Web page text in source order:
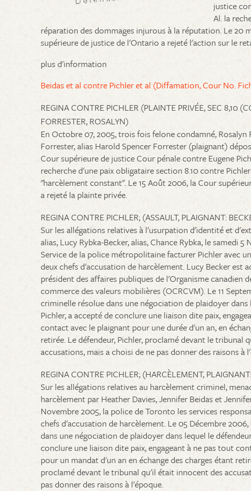
justice
Al. la
réparation des dommages injurous à la réputation. Le 20
supérieure de justice de l'Ontario a rejeté l'action sur le
plus d'information
Beidas et al contre Pichler et al (Diffamation, Cour No.
REGINA CONTRE PICHLER (PLAINTE PRIVÉE, SEC 8,10
FORRESTER, ROSALYN)
En Octobre 07, 2005, trois fois felone condamné, Rosalyn
Forrester, alias Harold Spencer Forrester (plaignant)
Cour supérieure de justice Cour pénale contre Eugene
recherche d'une paix obligataire section 8.10 contre
"harcèlement constant". Le 15 Août 2006, la Cour
a rejeté la plainte privée.
REGINA CONTRE PICHLER; (ASSAULT, PLAIGNANT:
Sur les allégations relatives à l'usurpation d'identité et
alias, Lucy Rybka-Becker, alias, Chance Rybka, le samedi 5
Service de la police métropolitaine facturer Pichler avec
deux chefs d'accusation de harcèlement. Lucy Becker est
président des affaires publiques de l'Organisme canadien
commerce des valeurs mobilières (OCRCVM). Le 11
criminelle résolue dans une négociation de plaidoyer dans
Pichler, a accepté de conclure une liaison dite paix,
contact avec le plaignant pour une durée d'un an, en
retirée. Le défendeur, Pichler, proclamé devant le tribunal
accusations, mais a choisi de ne pas donner des raisons à
REGINA CONTRE PICHLER; (HARCÈLEMENT,
Sur les allégations relatives au harcèlement criminel,
harcèlement par Heather Davies, Jennifer Beidas et
Novembre 2005, la police de Toronto les services
chefs d'accusation de harcèlement. Le 05 Décembre
dans une négociation de plaidoyer dans lequel le
conclure une liaison dite paix, engageant à ne pas tout
pour un mandat d'un an en échange des charges étant
proclamé devant le tribunal qu'il était innocent des
pas donner des raisons à l'époque.